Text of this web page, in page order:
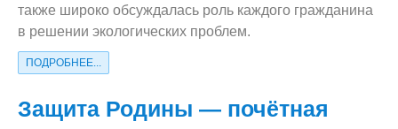
также широко обсуждалась роль каждого гражданина
в решении экологических проблем.
ПОДРОБНЕЕ...
Защита Родины — почётная